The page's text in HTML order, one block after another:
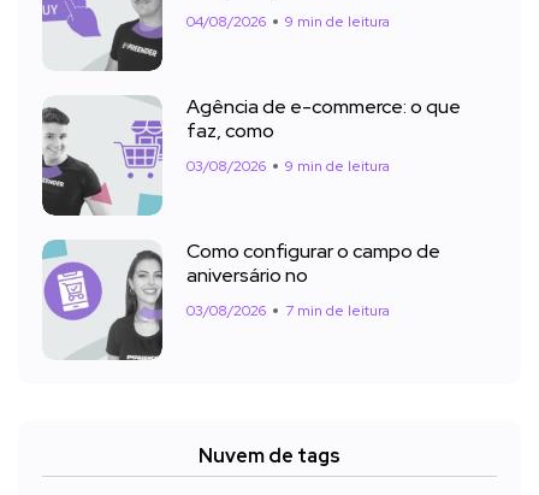
04/08/2026 9 min de leitura
Agência de e-commerce: o que
faz, como
03/08/2026 9 min de leitura
Como configurar o campo de
aniversário no
03/08/2026 7 min de leitura
Nuvem de tags